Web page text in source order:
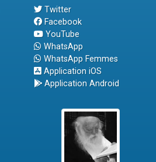
Twitter
Facebook
YouTube
WhatsApp
WhatsApp Femmes
Application iOS
Application Android